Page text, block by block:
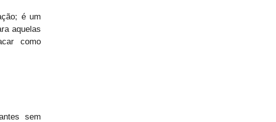
é um
aquelas
como
sem